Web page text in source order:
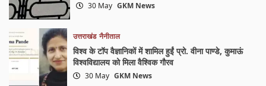
30 May GKM News
उत्तराखंड नैनीताल
विश्व के टॉप वैज्ञानिकों में शामिल हुईं प्रो. वीना पाण्डे, कुमाऊं
विश्वविद्यालय को मिला वैश्विक गौरव
30 May GKM News